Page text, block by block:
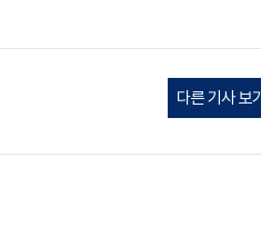
다른 기사 보기